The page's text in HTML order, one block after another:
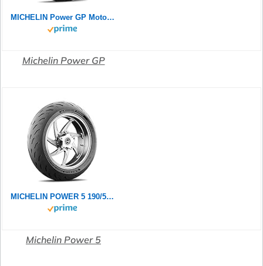
MICHELIN Power GP Motorradreifen 120/70ZR17 (58W) Vorderrad
Michelin Power GP
MICHELIN POWER 5 190/55ZR17 (75W) - Rückseite Reifen
Michelin Power 5